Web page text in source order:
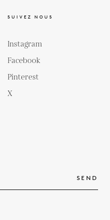
SUIVEZ NOUS
Instagram
Facebook
Pinterest
X
SEND